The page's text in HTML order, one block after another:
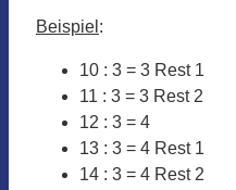
Beispiel :
10 : 3 = 3 Rest 1
11 : 3 = 3 Rest 2
12 : 3 = 4
13 : 3 = 4 Rest 1
14 : 3 = 4 Rest 2